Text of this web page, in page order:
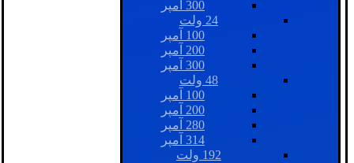
300 آمپر
24 ولت
100 آمپر
200 آمپر
300 آمپر
48 ولت
100 آمپر
200 آمپر
280 آمپر
314 آمپر
192 ولت